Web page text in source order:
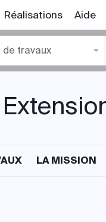
Réalisations Aide
de travaux
LA MISSION